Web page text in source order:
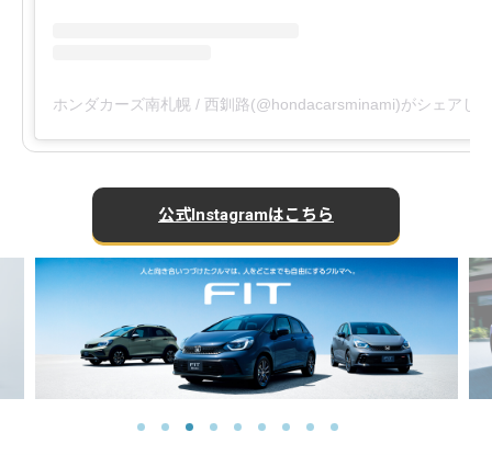
ホンダカーズ南札幌 / 西釧路(@hondacarsminami)がシェアし
公式Instagramはこちら